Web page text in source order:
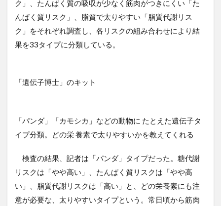
ク」、たんぱく質の吸収が少なく筋肉がつきにくい「た
んぱく質リスク」、脂質で太りやすい「脂質代謝リス
ク」をそれぞれ調査し、各リスクの組み合わせにより結
果を33タイプに分類している。
「遺伝子博士」のキット
「パンダ」「カモシカ」などの動物に たとえた遺伝子タ
イプ分類。どの栄 養素で太りやすいかを教えてくれる
検査の結果、記者は「パンダ」タイプだった。糖代謝
リスクは「やや高い」、たんぱく質リスクは「やや高
い」、脂質代謝リスクは「高い」と、どの栄養素にも注
意が必要な、太りやすいタイプという。常日頃から筋肉